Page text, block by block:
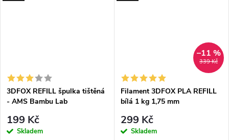
3DFOX REFILL špulka tištěná
- AMS Bambu Lab
199 Kč
Skladem
339 Kč
–11 %
Filament 3DFOX PLA REFILL
bílá 1 kg 1,75 mm
299 Kč
Skladem